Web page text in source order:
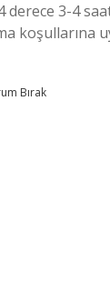
derece 3-4
koşullarına
Bırak